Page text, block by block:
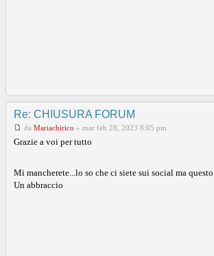
Re: CHIUSURA FORUM
da Mariachirico » mar feb 28, 2023 8:05 pm
Grazie a voi per tutto
Mi mancherete...lo so che ci siete sui social ma
Un abbraccio